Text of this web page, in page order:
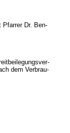
Pfar­rer Dr. Ben­
dem Ver­brau­